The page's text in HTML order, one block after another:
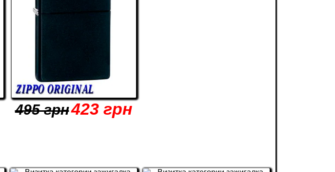
495 грн423 грн